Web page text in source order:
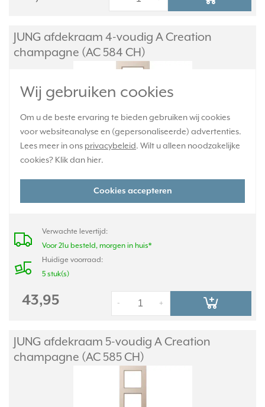
Wij gebruiken cookies
Om u de beste ervaring te bieden gebruiken wij cookies
voor websiteanalyse en (gepersonaliseerde) advertenties.
Lees meer in ons privacybeleid. Wilt u alleen noodzakelijke
cookies? Klik dan hier.
Cookies accepteren
JUNG afdekraam 4-voudig A Creation
champagne (AC 584 CH)
A-creation kunststof 4-voudig afdekraam champagne kleur. Afm.
Verwachte levertijd:
Voor 21u besteld, morgen in huis*
Huidige voorraad:
5 stuk(s)
43,95 +
-
JUNG afdekraam 5-voudig A Creation
champagne (AC 585 CH)